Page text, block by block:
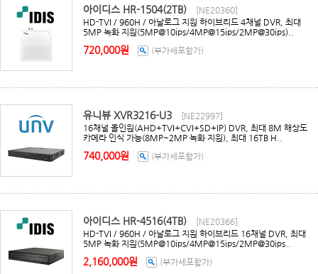
아이디스 HR-1504(2TB)
[NE20360]
HD-TVI / 960H / 아날로그 지원 하이브리드 4채널 DVR, 최대
5MP 녹화 지원(5MP@10ips/4MP@15ips/2MP@30ips)..
720,000원 (부가세포함가)
유니뷰 XVR3216-U3
[NE22997]
16채널 올인원(AHD+TVI+CVI+SD+IP) DVR, 최대 8M 해상도
카메라 인식 가능(8MP~2MP 녹화 지원), 최대 16TB H..
740,000원 (부가세포함가)
아이디스 HR-4516(4TB)
[NE20366]
HD-TVI / 960H / 아날로그 지원 하이브리드 16채널 DVR, 최대
5MP 녹화 지원(5MP@10ips/4MP@15ips/2MP@30ips..
2,160,000원 (부가세포함가)